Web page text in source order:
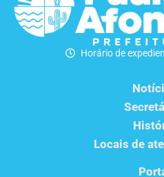
Horário de
Locais de